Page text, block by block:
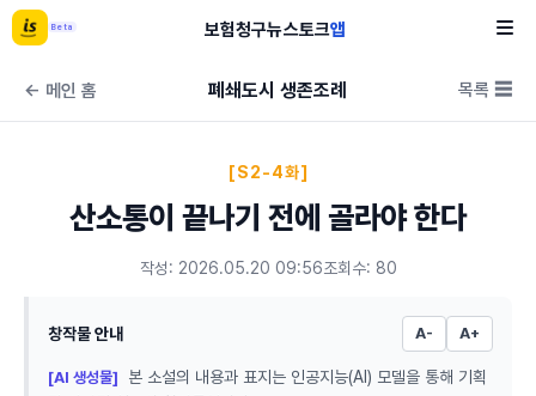
Beta 보험청구뉴스토크앱
← 메인 홈 폐쇄도시 생존조례 목록 ☰
[S2-4화]
산소통이 끝나기 전에 골라야 한다
작성: 2026.05.20 09:56조회수: 80
창작물 안내 A- A+
[AI 생성물]
본 소설의 내용과 표지는 인공지능(AI) 모델을 통해 기획